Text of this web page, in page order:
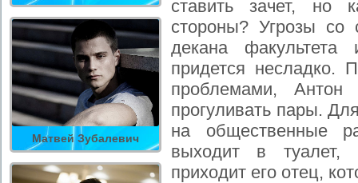
Матвей Зубалевич
ставить зачет, но
стороны? Угрозы
декана
придется несладко.
проблемами,
прогуливать пары.
на общественные
выходит в туалет,
приходит его отец,